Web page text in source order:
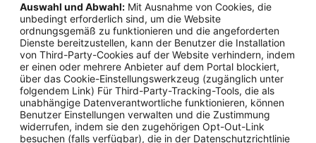
Auswahl und Abwahl: Mit Ausnahme von Cookies, die
unbedingt erforderlich sind, um die Website
ordnungsgemäß zu funktionieren und die angeforderten
Dienste bereitzustellen, kann der Benutzer die Installation
von Third-Party-Cookies auf der Website verhindern, indem
er einen oder mehrere Anbieter auf dem Portal blockiert,
über das Cookie-Einstellungswerkzeug (zugänglich unter
folgendem Link) Für Third-Party-Tracking-Tools, die als
unabhängige Datenverantwortliche funktionieren, können
Benutzer Einstellungen verwalten und die Zustimmung
widerrufen, indem sie den zugehörigen Opt-Out-Link
besuchen (falls verfügbar), die in der Datenschutzrichtlinie